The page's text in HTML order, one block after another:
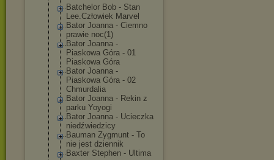
Batchelor Bob - Stan
Lee.Człowiek Marvel
Bator Joanna - Ciemno
prawie noc(1)
Bator Joanna -
Piaskowa Góra - 01
Piaskowa Góra
Bator Joanna -
Piaskowa Góra - 02
Chmurdalia
Bator Joanna - Rekin z
parku Yoyogi
Bator Joanna - Ucieczka
niedźwiedzicy
Bauman Zygmunt - To
nie jest dziennik
Baxter Stephen - Ultima